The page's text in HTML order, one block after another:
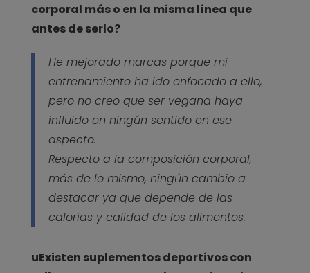
corporal más o en la misma línea que
antes de serlo?
He mejorado marcas porque mi
entrenamiento ha ido enfocado a ello,
pero no creo que ser vegana haya
influido en ningún sentido en ese
aspecto.
Respecto a la composición corporal,
más de lo mismo, ningún cambio a
destacar ya que depende de las
calorías y calidad de los alimentos.
uExisten suplementos deportivos con